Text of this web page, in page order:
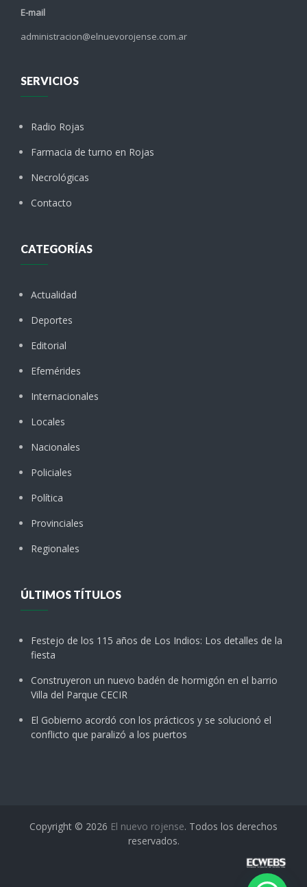
E-mail
administracion@elnuevorojense.com.ar
SERVICIOS
Radio Rojas
Farmacia de turno en Rojas
Necrológicas
Contacto
CATEGORÍAS
Actualidad
Deportes
Editorial
Efemérides
Internacionales
Locales
Nacionales
Policiales
Política
Provinciales
Regionales
ÚLTIMOS TÍTULOS
Festejo de los 115 años de Los Indios: Los detalles de la
fiesta
Construyeron un nuevo badén de hormigón en el barrio
Villa del Parque CECIR
El Gobierno acordó con los prácticos y se solucionó el
conflicto que paralizó a los puertos
Copyright © 2026 El nuevo rojense. Todos los derechos
reservados.